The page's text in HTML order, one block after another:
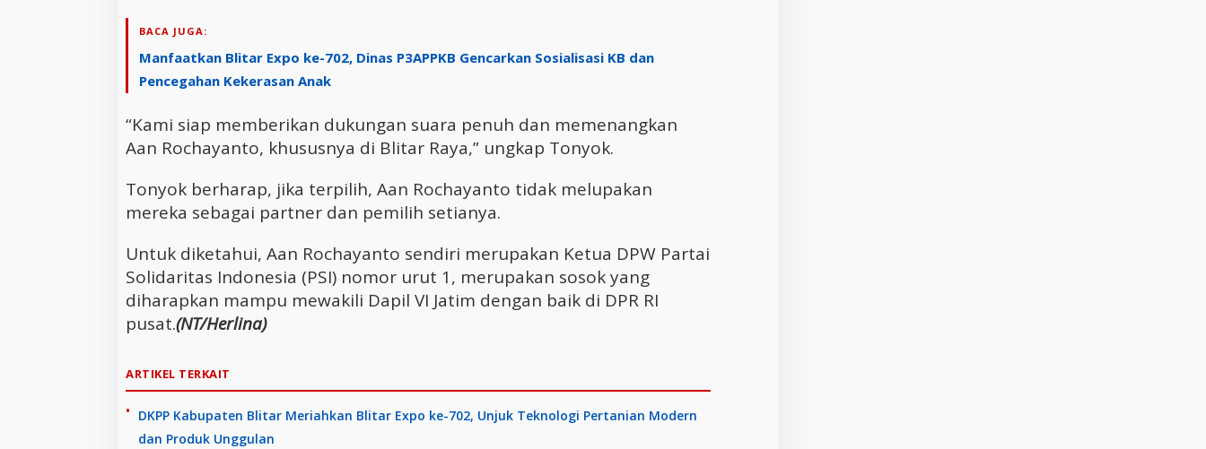
BACA JUGA:
Manfaatkan Blitar Expo ke-702, Dinas P3APPKB Gencarkan Sosialisasi KB dan
Pencegahan Kekerasan Anak
“Kami siap memberikan dukungan suara penuh dan memenangkan
Aan Rochayanto, khususnya di Blitar Raya,” ungkap Tonyok.
Tonyok berharap, jika terpilih, Aan Rochayanto tidak melupakan
mereka sebagai partner dan pemilih setianya.
Untuk diketahui, Aan Rochayanto sendiri merupakan Ketua DPW Partai
Solidaritas Indonesia (PSI) nomor urut 1, merupakan sosok yang
diharapkan mampu mewakili Dapil VI Jatim dengan baik di DPR RI
pusat.(NT/Herlina)
ARTIKEL TERKAIT
DKPP Kabupaten Blitar Meriahkan Blitar Expo ke-702, Unjuk Teknologi Pertanian Modern
dan Produk Unggulan